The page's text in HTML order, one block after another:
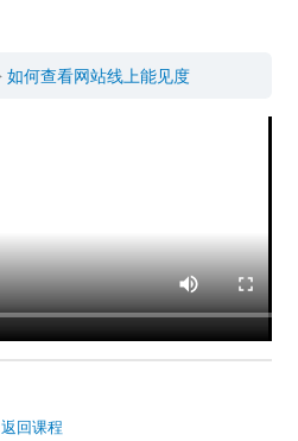
如何查看网站线上能见度
返回课程